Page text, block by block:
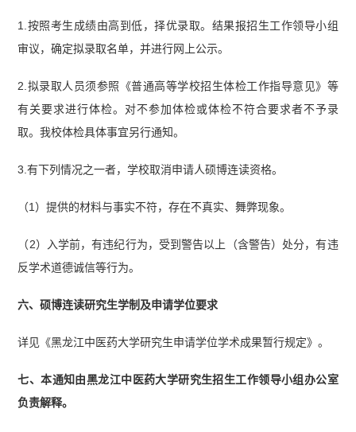
1.按照考生成绩由高到低，择优录取。结果报招生工作领导小组
审议，确定拟录取名单，并进行网上公示。
2.拟录取人员须参照《普通高等学校招生体检工作指导意见》等
有关要求进行体检。对不参加体检或体检不符合要求者不予录
取。我校体检具体事宜另行通知。
3.有下列情况之一者，学校取消申请人硕博连读资格。
（1）提供的材料与事实不符，存在不真实、舞弊现象。
（2）入学前，有违纪行为，受到警告以上（含警告）处分，有违
反学术道德诚信等行为。
六、硕博连读研究生学制及申请学位要求
详见《黑龙江中医药大学研究生申请学位学术成果暂行规定》。
七、本通知由黑龙江中医药大学研究生招生工作领导小组办公室
负责解释。